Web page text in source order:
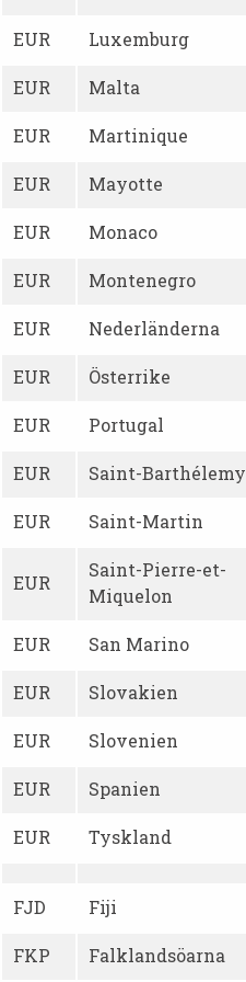
EUR Luxemburg
EUR Malta
EUR Martinique
EUR Mayotte
EUR Monaco
EUR Montenegro
EUR Nederländerna
EUR Österrike
EUR Portugal
EUR Saint-Barthélemy
EUR Saint-Martin
EUR
Saint-Pierre-et-
Miquelon
EUR San Marino
EUR Slovakien
EUR Slovenien
EUR Spanien
EUR Tyskland
FJD Fiji
FKP Falklandsöarna